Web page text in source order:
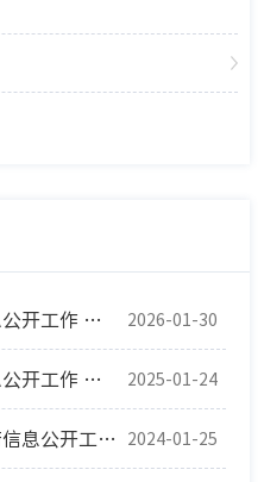
市司法局2025年政府信息公开工作 年度报告 2026-01-30
市司法局2024年政府信息公开工作 年度报告 2025-01-24
抚顺市司法局2023年政府信息公开工作 年度报告 2024-01-25